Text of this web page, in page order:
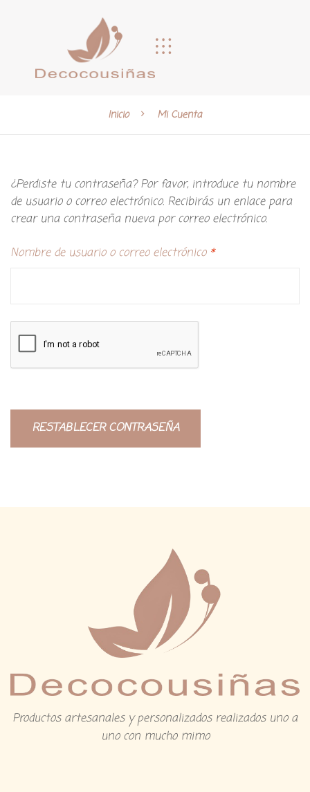
Inicio Mi Cuenta
¿Perdiste tu contraseña? Por favor, introduce tu nombre
de usuario o correo electrónico. Recibirás un enlace para
crear una contraseña nueva por correo electrónico.
Nombre de usuario o correo electrónico *
RESTABLECER CONTRASEÑA
Productos artesanales y personalizados realizados uno a
uno con mucho mimo